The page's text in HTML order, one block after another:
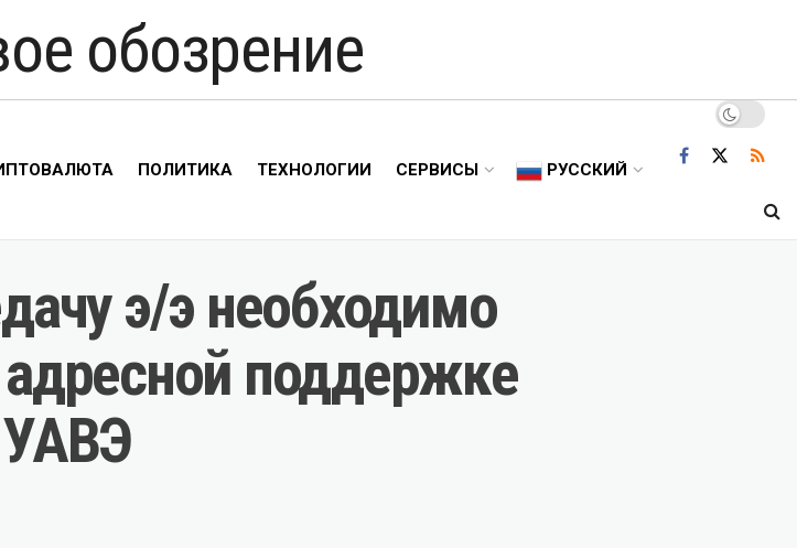
обозрение
ПОЛИТИКА ТЕХНОЛОГИИ СЕРВИСЫ РУССКИЙ
э/э необходимо
поддержке